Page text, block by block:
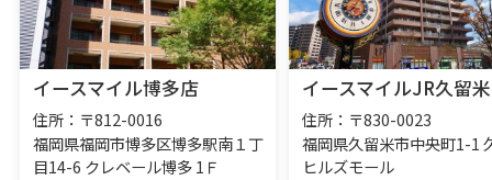
イースマイル博多店
住所：〒812-0016
福岡県福岡市博多区博多駅南１丁
目14-6 クレベール博多 1Ｆ
イースマイルJR久留
住所：〒830-0023
福岡県久留米市中央町1-1
ヒルズモール